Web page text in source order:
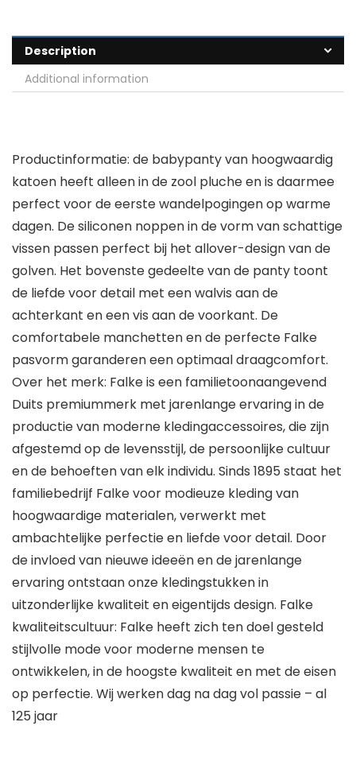
Description
Additional information
Productinformatie: de babypanty van hoogwaardig
katoen heeft alleen in de zool pluche en is daarmee
perfect voor de eerste wandelpogingen op warme
dagen. De siliconen noppen in de vorm van schattige
vissen passen perfect bij het allover-design van de
golven. Het bovenste gedeelte van de panty toont
de liefde voor detail met een walvis aan de
achterkant en een vis aan de voorkant. De
comfortabele manchetten en de perfecte Falke
pasvorm garanderen een optimaal draagcomfort.
Over het merk: Falke is een familietoonaangevend
Duits premiummerk met jarenlange ervaring in de
productie van moderne kledingaccessoires, die zijn
afgestemd op de levensstijl, de persoonlijke cultuur
en de behoeften van elk individu. Sinds 1895 staat het
familiebedrijf Falke voor modieuze kleding van
hoogwaardige materialen, verwerkt met
ambachtelijke perfectie en liefde voor detail. Door
de invloed van nieuwe ideeën en de jarenlange
ervaring ontstaan onze kledingstukken in
uitzonderlijke kwaliteit en eigentijds design. Falke
kwaliteitscultuur: Falke heeft zich ten doel gesteld
stijlvolle mode voor moderne mensen te
ontwikkelen, in de hoogste kwaliteit en met de eisen
op perfectie. Wij werken dag na dag vol passie – al
125 jaar